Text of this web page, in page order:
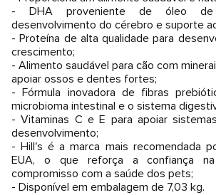
- DHA proveniente de óleo
desenvolvimento do cérebro e suporte
- Proteína de alta qualidade para
crescimento;
- Alimento saudável para cão com
apoiar ossos e dentes fortes;
- Fórmula inovadora de fibras
microbioma intestinal e o sistema
- Vitaminas C e E para apoiar
desenvolvimento;
- Hill's é a marca mais recomendada
EUA, o que reforça a confiança
compromisso com a saúde dos pets;
- Disponível em embalagem de 7,03 kg.